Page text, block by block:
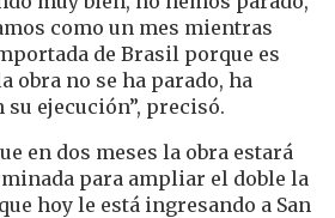
como un mes mientras
de Brasil porque es
no se ha parado, ha
su ejecución”, precisó.
en dos meses la obra estará
para ampliar el doble la
hoy le está ingresando a San